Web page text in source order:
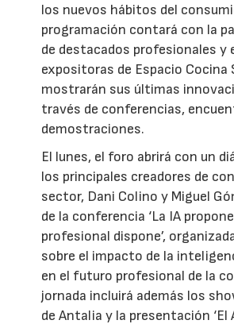
los nuevos hábitos del
programación contará con la
de destacados profesionales y
expositoras de Espacio Cocina
mostrarán sus últimas
través de conferencias,
demostraciones.
El lunes, el foro abrirá con un
los principales creadores de
sector, Dani Colino y Miguel
de la conferencia ‘La IA
profesional dispone’,
sobre el impacto de la
en el futuro profesional de la
jornada incluirá además los
de Antalia y la presentación ‘El